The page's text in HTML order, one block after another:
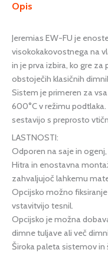
Opis
Jeremias EW-FU je
visokokakovostnega na
in je prva izbira, ko gre
obstoječih klasičnih
Sistem je primeren za
600°C v režimu
sestavijo s preprosto
LASTNOSTI:
Odporen na saje in
Hitra in enostavna
zahvaljujoč lahkemu
Opcijsko možno
vstavitvijo tesnil.
Opcijsko je možna
dimne tuljave ali več
Široka paleta sistemov